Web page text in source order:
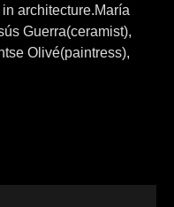
architecture.María
Guerra(ceramist),
Olivé(paintress),